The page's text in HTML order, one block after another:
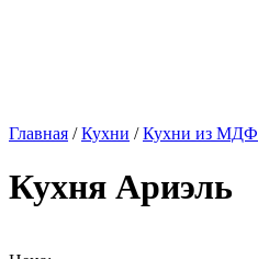
Главная /Кухни /Кухни из МДФ
Кухня Ариэль